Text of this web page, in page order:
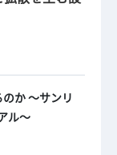
か 〜サンリ
ル〜